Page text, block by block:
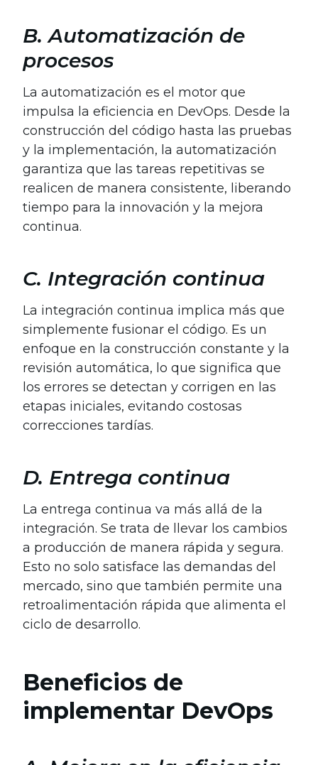
B. Automatización de
procesos
La automatización es el motor que
impulsa la eficiencia en DevOps. Desde la
construcción del código hasta las pruebas
y la implementación, la automatización
garantiza que las tareas repetitivas se
realicen de manera consistente, liberando
tiempo para la innovación y la mejora
continua.
C. Integración continua
La integración continua implica más que
simplemente fusionar el código. Es un
enfoque en la construcción constante y la
revisión automática, lo que significa que
los errores se detectan y corrigen en las
etapas iniciales, evitando costosas
correcciones tardías.
D. Entrega continua
La entrega continua va más allá de la
integración. Se trata de llevar los cambios
a producción de manera rápida y segura.
Esto no solo satisface las demandas del
mercado, sino que también permite una
retroalimentación rápida que alimenta el
ciclo de desarrollo.
Beneficios de
implementar DevOps